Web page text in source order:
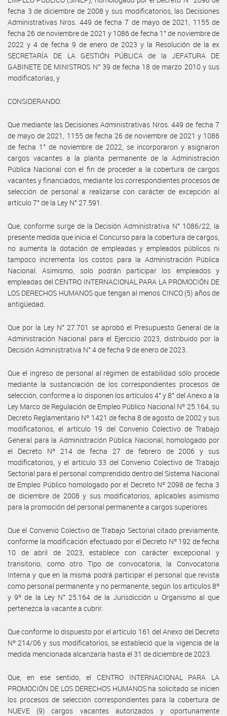
fecha 3 de diciembre de 2008 y sus modificatorios, las Decisiones
Administrativas Nros. 449 de fecha 7 de mayo de 2021, 1155 de
fecha 26 de noviembre de 2021 y 1086 de fecha 1° de noviembre de
2022 y 4 de fecha 9 de enero de 2023 y la Resolución de la ex
SECRETARÍA DE LA GESTIÓN PÚBLICA de la JEFATURA DE
GABINETE DE MINISTROS N° 39 de fecha 18 de marzo 2010 y sus
modificatorias, y
CONSIDERANDO:
Que mediante las Decisiones Administrativas Nros. 449 de fecha 7
de mayo de 2021, 1155 de fecha 26 de noviembre de 2021 y 1086
de fecha 1° de noviembre de 2022, se incorporaron y asignaron
cargos vacantes a la planta permanente de la Administración
Pública Nacional con el fin de proceder a la cobertura de cargos
vacantes y financiados, mediante los correspondientes procesos de
selección de personal a realizarse con carácter de excepción al
artículo 7° de la Ley N° 27.591.
Que, conforme surge de la Decisión Administrativa N° 1086/22, la
presente medida que inicia el Concurso para la cobertura de cargos,
no aumenta la dotación de empleadas y empleados públicos ni
tampoco incrementa los costos para la Administración Pública
Nacional. Asimismo, solo podrán participar los empleados y
empleadas del CENTRO INTERNACIONAL PARA LA PROMOCIÓN DE
LOS DERECHOS HUMANOS que tengan al menos CINCO (5) años de
antigüedad.
Que por la Ley N° 27.701 se aprobó el Presupuesto General de la
Administración Nacional para el Ejercicio 2023, distribuido por la
Decisión Administrativa N° 4 de fecha 9 de enero de 2023.
Que el ingreso de personal al régimen de estabilidad sólo procede
mediante la sustanciación de los correspondientes procesos de
selección, conforme a lo disponen los artículos 4° y 8° del Anexo a la
Ley Marco de Regulación de Empleo Público Nacional Nº 25.164, su
Decreto Reglamentario Nº 1421 de fecha 8 de agosto de 2002 y sus
modificatorios, el artículo 19 del Convenio Colectivo de Trabajo
General para la Administración Pública Nacional, homologado por
el Decreto Nº 214 de fecha 27 de febrero de 2006 y sus
modificatorios, y el artículo 33 del Convenio Colectivo de Trabajo
Sectorial para el personal comprendido dentro del Sistema Nacional
de Empleo Público homologado por el Decreto Nº 2098 de fecha 3
de diciembre de 2008 y sus modificatorios, aplicables asimismo
para la promoción del personal permanente a cargos superiores.
Que el Convenio Colectivo de Trabajo Sectorial citado previamente,
conforme la modificación efectuado por el Decreto Nº 192 de fecha
10 de abril de 2023, establece con carácter excepcional y
transitorio, como otro Tipo de convocatoria, la Convocatoria
Interna y que en la misma podrá participar el personal que revista
como personal permanente y no permanente, según los artículos 8º
y 9º de la Ley N° 25.164 de la Jurisdicción u Organismo al que
pertenezca la vacante a cubrir.
Que conforme lo dispuesto por el artículo 161 del Anexo del Decreto
Nº 214/06 y sus modificatorios, se estableció que la vigencia de la
medida mencionada alcanzaría hasta el 31 de diciembre de 2023.
Que, en ese sentido, el CENTRO INTERNACIONAL PARA LA
PROMOCIÓN DE LOS DERECHOS HUMANOS ha solicitado se inicien
los procesos de selección correspondientes para la cobertura de
NUEVE (9) cargos vacantes autorizados y oportunamente